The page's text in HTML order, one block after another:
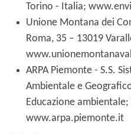
Torino - Italia;
Unione Montana dei
Roma, 35 – 13019
ARPA Piemonte - S.S.
Ambientale e
Educazione
www.arpa.piemonte.it